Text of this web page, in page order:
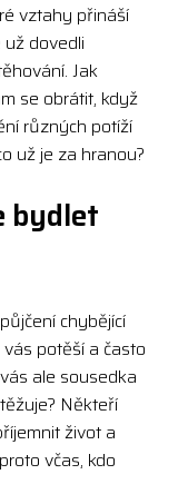
vztahy přináší
dovedli
Jak
se obrátit, když
různých potíží
už je za hranou?
bydlet
chybějící
potěší a často
ale sousedka
Někteří
život a
včas, kdo